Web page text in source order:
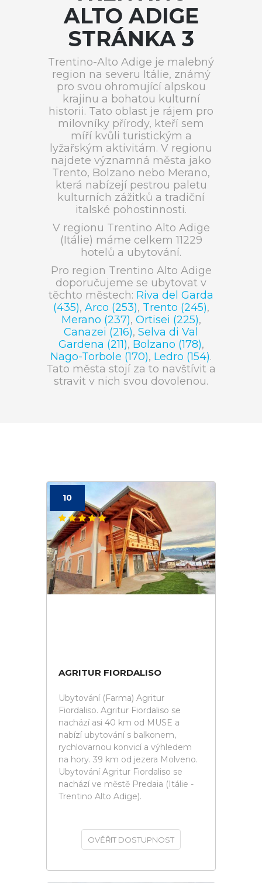
ALTO ADIGE
STRÁNKA 3
Trentino-Alto Adige je malebný
region na severu Itálie, známý
pro svou ohromující alpskou
krajinu a bohatou kulturní
historii. Tato oblast je rájem pro
milovníky přírody, kteří sem
míří kvůli turistickým a
lyžařským aktivitám. V regionu
najdete významná města jako
Trento, Bolzano nebo Merano,
která nabízejí pestrou paletu
kulturních zážitků a tradiční
italské pohostinnosti.
V regionu Trentino Alto Adige
(Itálie) máme celkem 11229
hotelů a ubytování.
Pro region Trentino Alto Adige
doporučujeme se ubytovat v
těchto městech: Riva del Garda
(435), Arco (253), Trento (245),
Merano (237), Ortisei (225),
Canazei (216), Selva di Val
Gardena (211), Bolzano (178),
Nago-Torbole (170), Ledro (154).
Tato města stojí za to navštívit a
stravit v nich svou dovolenou.
10
AGRITUR FIORDALISO
Ubytování (Farma) Agritur
Fiordaliso. Agritur Fiordaliso se
nachází asi 40 km od MUSE a
nabízí ubytování s balkonem,
rychlovarnou konvicí a výhledem
na hory. 39 km od jezera Molveno.
Ubytování Agritur Fiordaliso se
nachází ve městě Predaia (Itálie -
Trentino Alto Adige).
OVĚŘIT DOSTUPNOST